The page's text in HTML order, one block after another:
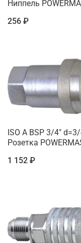
Ниппель
256 ₽
ISO A BSP 3/4"
Розетка
1 152 ₽